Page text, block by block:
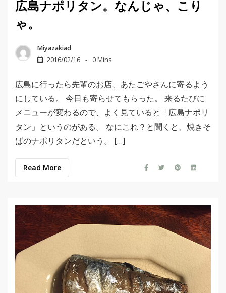
広島ナポリタン。なんじゃ、こり
ゃ。
Miyazakiad
2016/02/16
0 Mins
広島に行ったら先輩のお店、あたごやさんに寄るよう
にしている。 今日も寄らせてもらった。 来るたびに
メニューが変わるので、よく見ていると「広島ナポリ
タン」というのがある。 なにこれ？と聞くと、焼きそ
ばのナポリタンだという。 […]
Read More